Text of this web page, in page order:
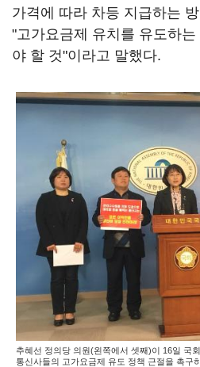
가격에 따라 차등 지급하는
"고가요금제 유치를 유도하
야 할 것"이라고 말했다.
추혜선 정의당 의원(왼쪽에서 셋째)이 16일 국
통신사들의 고가요금제 유도 정책 근절을 촉구